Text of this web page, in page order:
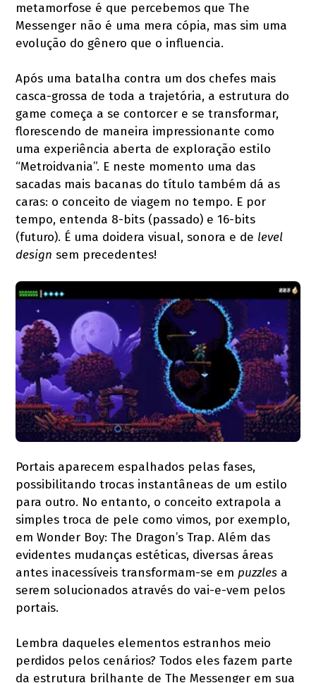
metamorfose é que percebemos que The
Messenger não é uma mera cópia, mas sim uma
evolução do gênero que o influencia.
Após uma batalha contra um dos chefes mais
casca-grossa de toda a trajetória, a estrutura do
game começa a se contorcer e se transformar,
florescendo de maneira impressionante como
uma experiência aberta de exploração estilo
“Metroidvania”. E neste momento uma das
sacadas mais bacanas do título também dá as
caras: o conceito de viagem no tempo. E por
tempo, entenda 8-bits (passado) e 16-bits
(futuro). É uma doidera visual, sonora e de level
design sem precedentes!
Portais aparecem espalhados pelas fases,
possibilitando trocas instantâneas de um estilo
para outro. No entanto, o conceito extrapola a
simples troca de pele como vimos, por exemplo,
em Wonder Boy: The Dragon’s Trap. Além das
evidentes mudanças estéticas, diversas áreas
antes inacessíveis transformam-se em puzzles a
serem solucionados através do vai-e-vem pelos
portais.
Lembra daqueles elementos estranhos meio
perdidos pelos cenários? Todos eles fazem parte
da estrutura brilhante de The Messenger em sua